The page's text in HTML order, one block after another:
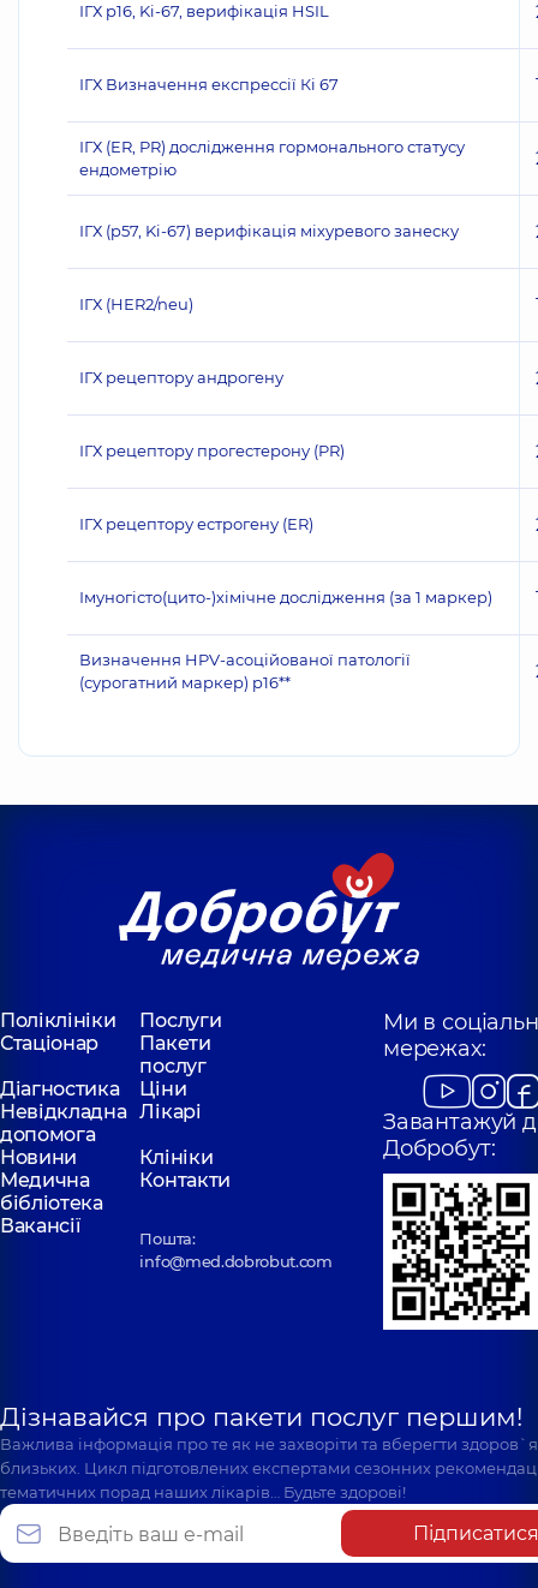
ІГХ p16, Ki-67, верифікація HSIL
ІГХ Визначення експрессії Кі 67
ІГХ (ER, PR) дослідження гормонального статусу
ендометрію
ІГХ (p57, Ki-67) верифікація міхуревого занеску
ІГХ (НЕR2/neu)
ІГХ рецептору андрогену
ІГХ рецептору прогестерону (PR)
ІГХ рецептору естрогену (ER)
Імуногісто(цито-)хімічне дослідження (за 1 маркер)
Визначення HPV-асоційованої патології
(сурогатний маркер) p16**
Поліклініки
Послуги
Стаціонар
Пакети
послуг
Діагностика
Ціни
Невідкладна
допомога
Лікарі
Новини
Клініки
Медична
бібліотека
Контакти
Вакансії
Пошта:
info@med.dobrobut.com
Ми в
мережах:
Завантажуй
Добробут:
Дізнавайся про пакети послуг першим!
Важлива інформація про те як не захворіти та вберегти
близьких. Цикл підготовлених експертами сезонних
тематичних порад наших лікарів… Будьте здорові!
Підписатися